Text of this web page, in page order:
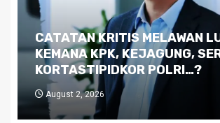
Dilema Kaltim di Tengah
Kutukan Sumber Daya Alam
Pemimpin yang Tak Kreatif
July 29, 2026